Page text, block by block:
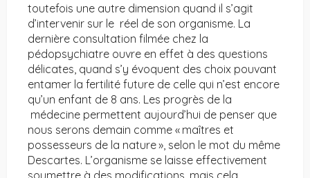
toutefois une autre dimension quand il s’agit
d’intervenir sur le réel de son organisme. La
dernière consultation filmée chez la
pédopsychiatre ouvre en effet à des questions
délicates, quand s’y évoquent des choix pouvant
entamer la fertilité future de celle qui n’est encore
qu’un enfant de 8 ans. Les progrès de la
médecine permettent aujourd’hui de penser que
nous serons demain comme « maîtres et
possesseurs de la nature », selon le mot du même
Descartes. L’organisme se laisse effectivement